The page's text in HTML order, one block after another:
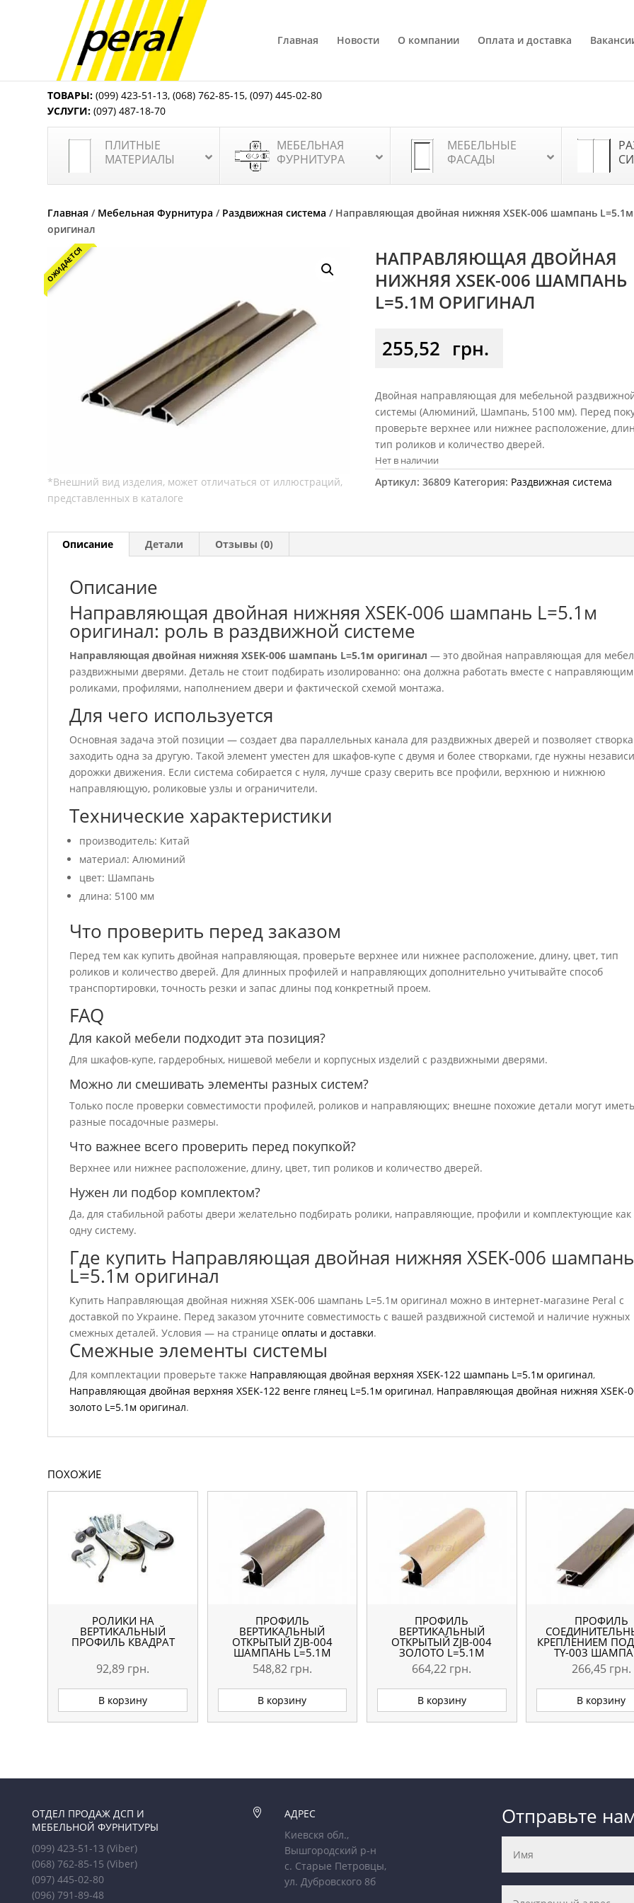
Главная Новости О компании Оплата и доставка
ТОВАРЫ: (099) 423-51-13,(068) 762-85-15,(097) 445-02-80
УСЛУГИ: (097) 487-18-70
ПЛИТНЫЕ
МАТЕРИАЛЫ
МЕБЕЛЬНАЯ
ФУРНИТУРА
МЕБЕЛЬНЫЕ
ФАСАДЫ
Главная / Мебельная Фурнитура / Раздвижная система / Направляющая двойная нижняя ХSEK-006 шампань L=5.1м
оригинал
ОЖИДАЕТСЯ
НАПРАВЛЯЮЩАЯ ДВОЙНАЯ
НИЖНЯЯ ХSEK-006 ШАМПАНЬ
L=5.1М ОРИГИНАЛ
255,52 грн.
Двойная направляющая для мебельной
системы (Алюминий, Шампань, 5100 мм). Перед
проверьте верхнее или нижнее расположение,
тип роликов и количество дверей.
Нет в наличии
Артикул:36809 Категория: Раздвижная система
Описание Детали Отзывы (0)
Описание
Направляющая двойная нижняя ХSEK-006 шампань L=5.1м
оригинал: роль в раздвижной системе
Направляющая двойная нижняя ХSEK-006 шампань L=5.1м оригинал — это двойная направляющая для
раздвижными дверями. Деталь не стоит подбирать изолированно: она должна работать вместе с
роликами, профилями, наполнением двери и фактической схемой монтажа.
Для чего используется
Основная задача этой позиции — создает два параллельных канала для раздвижных дверей и позволяет
заходить одна за другую. Такой элемент уместен для шкафов-купе с двумя и более створками, где нужны
дорожки движения. Если система собирается с нуля, лучше сразу сверить все профили, верхнюю и нижнюю
направляющую, роликовые узлы и ограничители.
Технические характеристики
производитель: Китай
материал: Алюминий
цвет: Шампань
длина: 5100 мм
Что проверить перед заказом
Перед тем как купить двойная направляющая, проверьте верхнее или нижнее расположение, длину, цвет, тип
роликов и количество дверей. Для длинных профилей и направляющих дополнительно учитывайте способ
транспортировки, точность резки и запас длины под конкретный проем.
FAQ
Для какой мебели подходит эта позиция?
Для шкафов-купе, гардеробных, нишевой мебели и корпусных изделий с раздвижными дверями.
Можно ли смешивать элементы разных систем?
Только после проверки совместимости профилей, роликов и направляющих; внешне похожие детали могут
разные посадочные размеры.
Что важнее всего проверить перед покупкой?
Верхнее или нижнее расположение, длину, цвет, тип роликов и количество дверей.
Нужен ли подбор комплектом?
Да, для стабильной работы двери желательно подбирать ролики, направляющие, профили и комплектующие как
одну систему.
Где купить Направляющая двойная нижняя ХSEK-006 шампань
L=5.1м оригинал
Купить Направляющая двойная нижняя ХSEK-006 шампань L=5.1м оригинал можно в интернет-магазине Peral с
доставкой по Украине. Перед заказом уточните совместимость с вашей раздвижной системой и наличие нужных
смежных деталей. Условия — на страницеоплаты и доставки.
Смежные элементы системы
Для комплектации проверьте также Направляющая двойная верхняя ХSEK-122 шампань L=5.1м оригинал,
Направляющая двойная верхняя ХSEK-122 венге глянец L=5.1м оригинал, Направляющая двойная нижняя ХSEK-
золото L=5.1м оригинал.
ПОХОЖИЕ
РОЛИКИ НА
ВЕРТИКАЛЬНЫЙ
ПРОФИЛЬ КВАДРАТ
92,89 грн.
В корзину
ПРОФИЛЬ
ВЕРТИКАЛЬНЫЙ
ОТКРЫТЫЙ ZJB-004
ШАМПАНЬ L=5.1М
ОРИГИНАЛ
548,82 грн.
В корзину
ПРОФИЛЬ
ВЕРТИКАЛЬНЫЙ
ОТКРЫТЫЙ ZJB-004
ЗОЛОТО L=5.1М
ОРИГИНАЛ
664,22 грн.
В корзину
ПРОФИЛЬ
КРЕПЛЕНИЕМ
TY-003
L=5.1М
266,45 грн.
В корзину
ОТДЕЛ ПРОДАЖ ДСП И
МЕБЕЛЬНОЙ ФУРНИТУРЫ
(099) 423-51-13(Viber)
(068) 762-85-15(Viber)
(097) 445-02-80
(096) 791-89-48

АДРЕС
Киевскя обл.,
Вышгородский р-н
с. Старые Петровцы,
ул. Дубровского 8б
Отправьте